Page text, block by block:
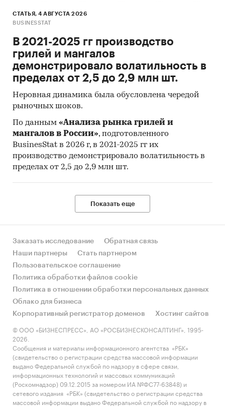
СТАТЬЯ, 4 АВГУСТА 2026
BUSINESSTAT
В 2021-2025 гг производство
грилей и мангалов
демонстрировало волатильность в
пределах от 2,5 до 2,9 млн шт.
Неровная динамика была обусловлена чередой
рыночных шоков.
По данным «Анализа рынка грилей и
мангалов в России», подготовленного
BusinesStat в 2026 г, в 2021-2025 гг их
производство демонстрировало волатильность в
пределах от 2,5 до 2,9 млн шт.
Показать еще
Заказать исследование
Обратная связь
Наши партнеры
Стать партнером
Пользовательское соглашение
Политика обработки файлов cookie
Политика в отношении обработки персональных данных
Облако для бизнеса
Корпоративный регистратор доменов
Хостинг сайтов
© ООО «БИЗНЕСПРЕСС», АО «РОСБИЗНЕСКОНСАЛТИНГ», 1995-
2026.
Сообщения и материалы информационного агентства «РБК»
(свидетельство о регистрации средства массовой информации
выдано Федеральной службой по надзору в сфере связи,
информационных технологий и массовых коммуникаций
(Роскомнадзор) 09.12.2015 за номером ИА №ФС77-63848) и
сетевого издания «РБК» (свидетельство о регистрации средства
массовой информации выдано Федеральной службой по надзору в